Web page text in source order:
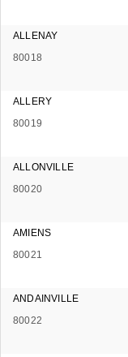
ALLENAY
80018
ALLERY
80019
ALLONVILLE
80020
AMIENS
80021
ANDAINVILLE
80022